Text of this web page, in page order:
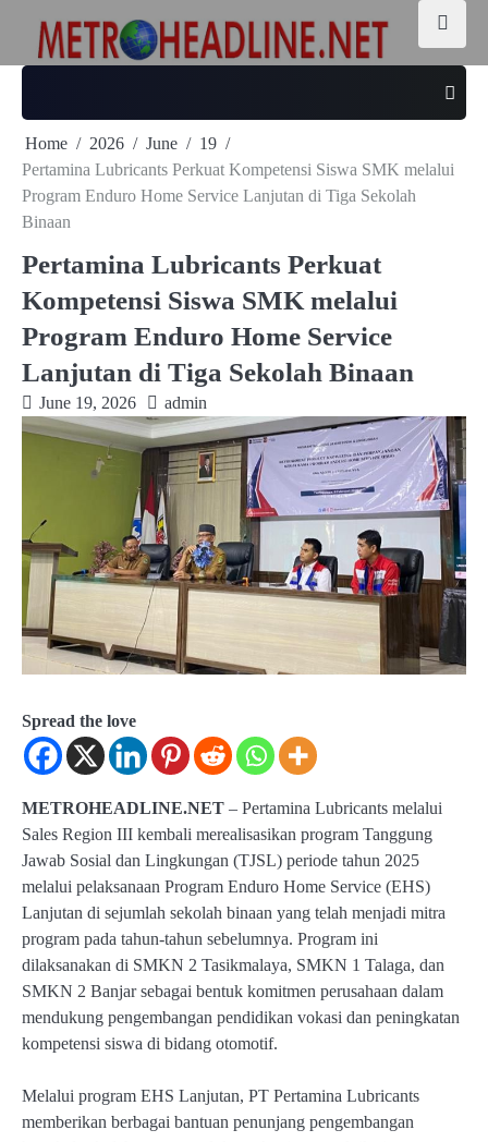
content
Home 2026 June
19
Pertamina Lubricants Perkuat Kompetensi Siswa SMK melalui
Program Enduro Home Service Lanjutan di Tiga Sekolah
Binaan
Pertamina Lubricants Perkuat
Kompetensi Siswa SMK melalui
Program Enduro Home Service
Lanjutan di Tiga Sekolah Binaan
June 19, 2026 admin
Spread the love
METROHEADLINE.NET – Pertamina Lubricants melalui
Sales Region III kembali merealisasikan program Tanggung
Jawab Sosial dan Lingkungan (TJSL) periode tahun 2025
melalui pelaksanaan Program Enduro Home Service (EHS)
Lanjutan di sejumlah sekolah binaan yang telah menjadi mitra
program pada tahun-tahun sebelumnya. Program ini
dilaksanakan di SMKN 2 Tasikmalaya, SMKN 1 Talaga, dan
SMKN 2 Banjar sebagai bentuk komitmen perusahaan dalam
mendukung pengembangan pendidikan vokasi dan peningkatan
kompetensi siswa di bidang otomotif.
Melalui program EHS Lanjutan, PT Pertamina Lubricants
memberikan berbagai bantuan penunjang pengembangan